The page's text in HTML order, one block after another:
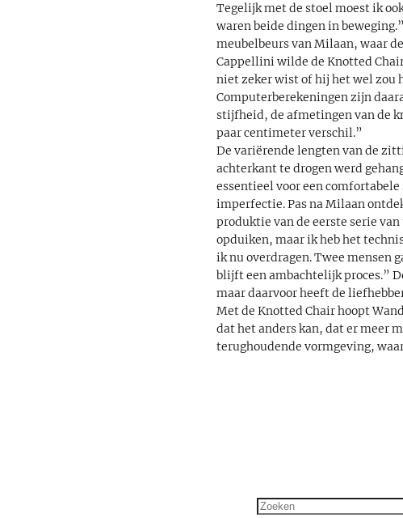
Tegelijk met de stoel moest ik
waren beide dingen in
meubelbeurs van Milaan, waar
Cappellini wilde de Knotted
niet zeker wist of hij het wel zou
Computerberekeningen zijn
stijfheid, de afmetingen van de
paar centimeter verschil.”
De variërende lengten van de
achterkant te drogen werd
essentieel voor een
imperfectie. Pas na Milaan
produktie van de eerste serie
opduiken, maar ik heb het
ik nu overdragen. Twee mensen
blijft een ambachtelijk proces.”
maar daarvoor heeft de
Met de Knotted Chair hoopt
dat het anders kan, dat er meer
terughoudende vormgeving,
Zoeken